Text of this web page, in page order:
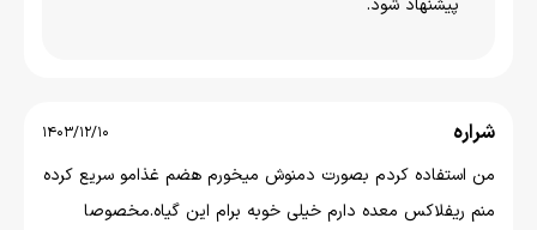
پیشنهاد شود.
شراره 1403/12/10
من استفاده کردم بصورت دمنوش میخورم هضم غذامو سریع کرده
منم ریفلاکس معده دارم خیلی خوبه برام این گیاه.مخصوصا